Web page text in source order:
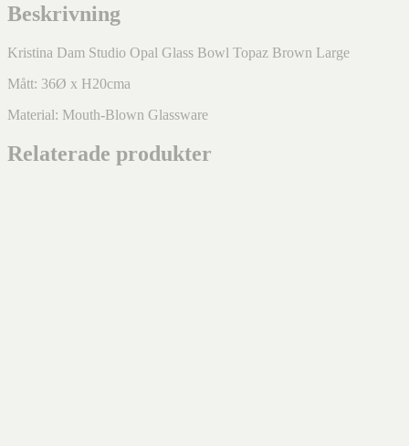
Beskrivning
Kristina Dam Studio Opal Glass Bowl Topaz Brown Large
Mått: 36Ø x H20cma
Material: Mouth-Blown Glassware
Relaterade produkter